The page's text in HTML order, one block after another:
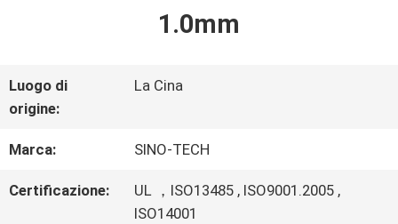
SU
DI
NOI
1.0mm
Luogo di
origine:
La Cina
Marca: SINO-TECH
Certificazione:
UL ，ISO13485 , ISO9001.2005 ,
ISO14001